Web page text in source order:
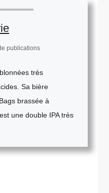
publications
très
Sa bière
brassée à
une double IPA très